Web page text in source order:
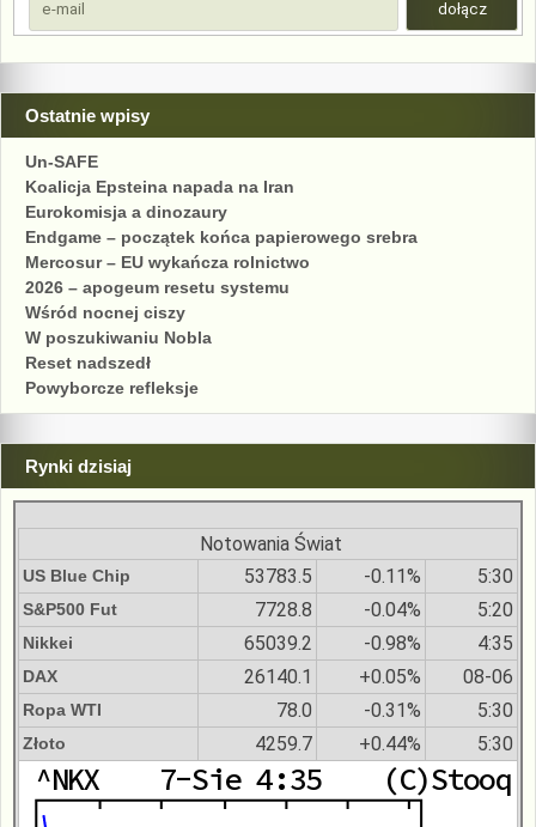
Ostatnie wpisy
Un-SAFE
Koalicja Epsteina napada na Iran
Eurokomisja a dinozaury
Endgame – początek końca papierowego srebra
Mercosur – EU wykańcza rolnictwo
2026 – apogeum resetu systemu
Wśród nocnej ciszy
W poszukiwaniu Nobla
Reset nadszedł
Powyborcze refleksje
Rynki dzisiaj
Notowania Świat
US Blue Chip 53783.5 -0.11% 5:30
S&P500 Fut 7728.8 -0.04% 5:20
Nikkei 65039.2 -0.98% 4:35
DAX 26140.1 +0.05% 08-06
Ropa WTI 78.0 -0.31% 5:30
Złoto 4259.7 +0.44% 5:30